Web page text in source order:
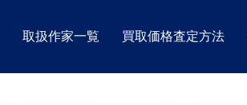
取扱作家一覧 買取価格査定方法